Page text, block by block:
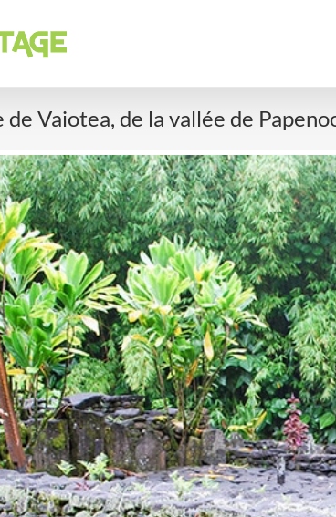
Vaiotea, de la vallée de